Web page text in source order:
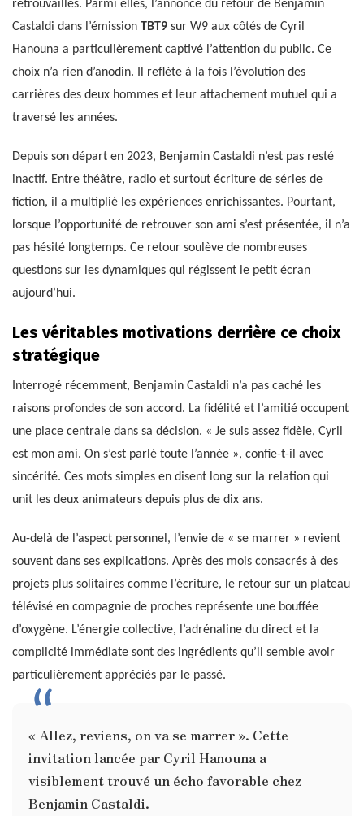
retrouvailles. Parmi elles, l’annonce du retour de Benjamin
Castaldi dans l’émission TBT9 sur W9 aux côtés de Cyril
Hanouna a particulièrement captivé l’attention du public. Ce
choix n’a rien d’anodin. Il reflète à la fois l’évolution des
carrières des deux hommes et leur attachement mutuel qui a
traversé les années.
Depuis son départ en 2023, Benjamin Castaldi n’est pas resté
inactif. Entre théâtre, radio et surtout écriture de séries de
fiction, il a multiplié les expériences enrichissantes. Pourtant,
lorsque l’opportunité de retrouver son ami s’est présentée, il n’a
pas hésité longtemps. Ce retour soulève de nombreuses
questions sur les dynamiques qui régissent le petit écran
aujourd’hui.
Les véritables motivations derrière ce choix
stratégique
Interrogé récemment, Benjamin Castaldi n’a pas caché les
raisons profondes de son accord. La fidélité et l’amitié occupent
une place centrale dans sa décision. « Je suis assez fidèle, Cyril
est mon ami. On s’est parlé toute l’année », confie-t-il avec
sincérité. Ces mots simples en disent long sur la relation qui
unit les deux animateurs depuis plus de dix ans.
Au-delà de l’aspect personnel, l’envie de « se marrer » revient
souvent dans ses explications. Après des mois consacrés à des
projets plus solitaires comme l’écriture, le retour sur un plateau
télévisé en compagnie de proches représente une bouffée
d’oxygène. L’énergie collective, l’adrénaline du direct et la
complicité immédiate sont des ingrédients qu’il semble avoir
particulièrement appréciés par le passé.
« Allez, reviens, on va se marrer ». Cette
invitation lancée par Cyril Hanouna a
visiblement trouvé un écho favorable chez
Benjamin Castaldi.